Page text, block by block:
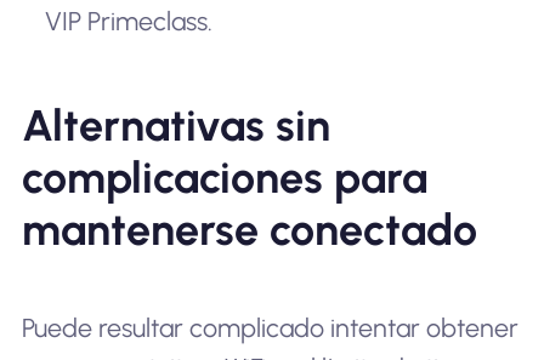
VIP Primeclass.
Alternativas sin
complicaciones para
mantenerse conectado
Puede resultar complicado intentar obtener